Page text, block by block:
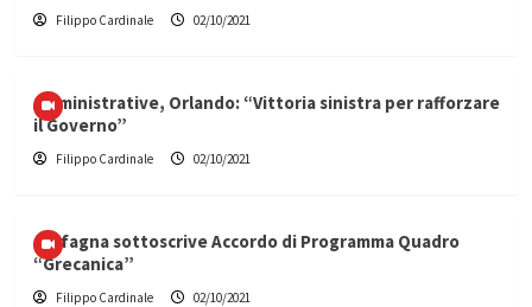
Filippo Cardinale 02/10/2021
Amministrative, Orlando: “Vittoria sinistra per rafforzare
il Governo”
Filippo Cardinale 02/10/2021
Carfagna sottoscrive Accordo di Programma Quadro
“Grecanica”
Filippo Cardinale 02/10/2021